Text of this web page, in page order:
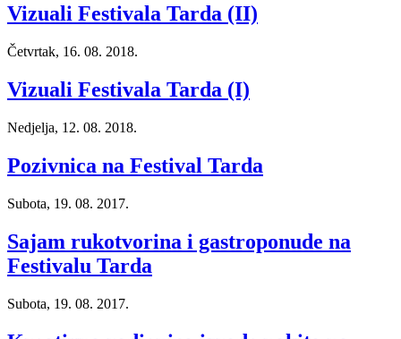
Vizuali Festivala Tarda (II)
Četvrtak, 16. 08. 2018.
Vizuali Festivala Tarda (I)
Nedjelja, 12. 08. 2018.
Pozivnica na Festival Tarda
Subota, 19. 08. 2017.
Sajam rukotvorina i gastroponude na
Festivalu Tarda
Subota, 19. 08. 2017.